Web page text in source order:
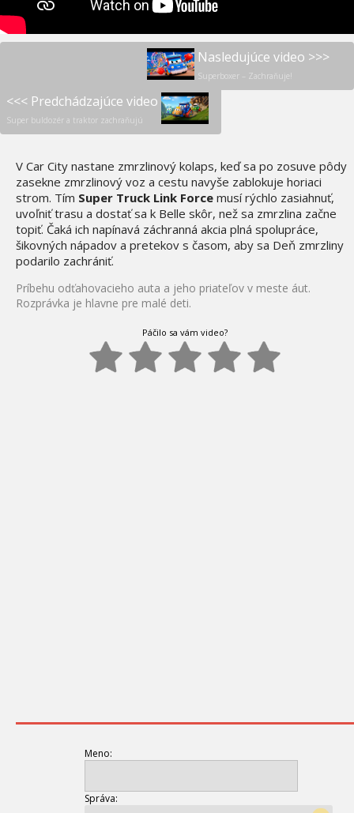
Nasledujúce video >>>
Superboxer – Zachraňuje!
<<< Predchádzajúce video
Super buldozér a traktor zachraňujú
V Car City nastane zmrzlinový kolaps, keď sa po zosuve pôdy
zasekne zmrzlinový voz a cestu navyše zablokuje horiaci
strom. Tím Super Truck Link Force musí rýchlo zasiahnuť,
uvoľniť trasu a dostať sa k Belle skôr, než sa zmrzlina začne
topiť. Čaká ich napínavá záchranná akcia plná spolupráce,
šikovných nápadov a pretekov s časom, aby sa Deň zmrzliny
podarilo zachrániť.
Príbehu odťahovacieho auta a jeho priateľov v meste áut.
Rozprávka je hlavne pre malé deti.
Páčilo sa vám video?
Meno:
Správa: